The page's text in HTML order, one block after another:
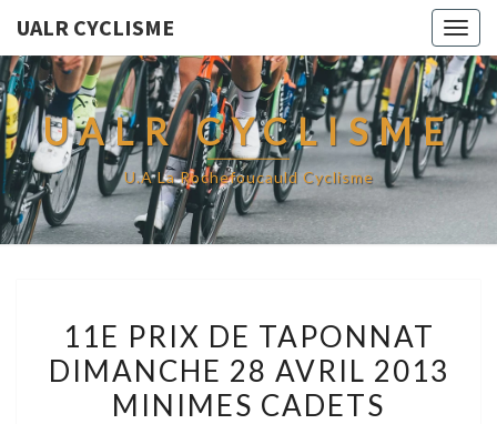
UALR CYCLISME
UALR CYCLISME
U.A La Rochefoucauld Cyclisme
PRIX
DE
TAPONNAT
11E PRIX DE TAPONNAT
DIMANCHE 28 AVRIL 2013
MINIMES CADETS